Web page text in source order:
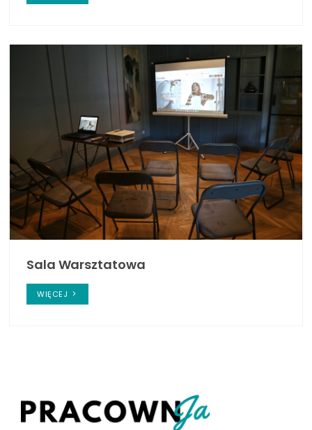
Sala Warsztatowa
WIĘCEJ